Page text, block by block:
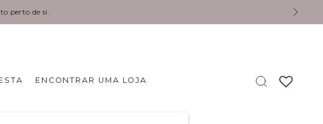
perto de si.
ENCONTRAR UMA LOJA